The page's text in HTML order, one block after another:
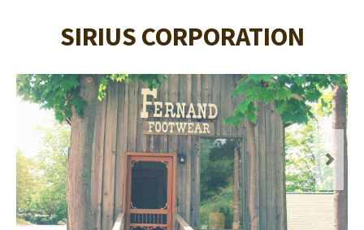
SIRIUS CORPORATION